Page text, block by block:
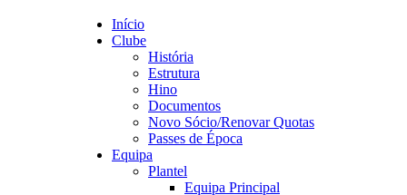
Início
Clube
História
Estrutura
Hino
Documentos
Novo Sócio/Renovar Quotas
Passes de Época
Equipa
Plantel
Equipa Principal